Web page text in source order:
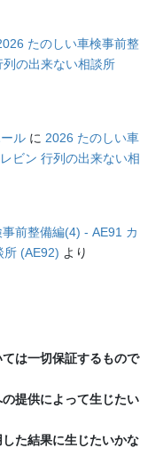
たのしい車検事前整
の出来ない相談所
ル に 2026 たのしい車
ビン 行列の出来ない相
前整備編(4) - AE91 カ
所 (AE92) より
は一切保証するもので
提供によって生じたい
た結果に生じたいかな